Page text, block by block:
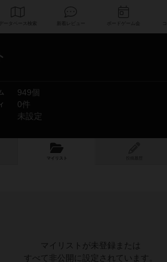
データベース
949個
0件
未設定
マイリスト
マイリストが未登録または
すべて非公開に設定されています。